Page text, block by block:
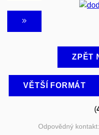
ZPĚT
VĚTŠÍ FORMÁT
(
Odpovědný kontakt: